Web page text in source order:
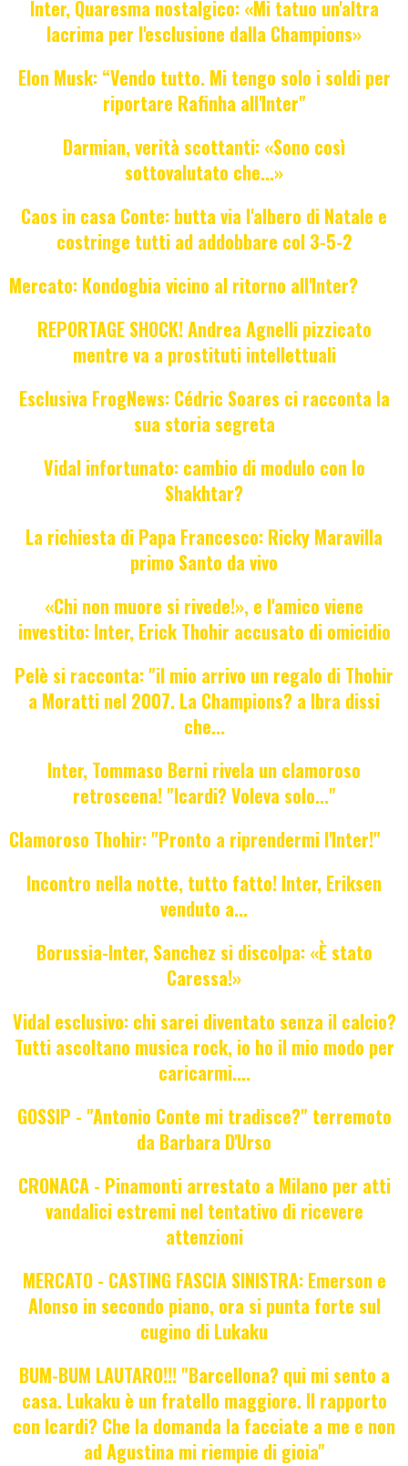
Inter, Quaresma nostalgico: «Mi tatuo un'altra
lacrima per l'esclusione dalla Champions»
Elon Musk: “Vendo tutto. Mi tengo solo i soldi per
riportare Rafinha all'Inter"
Darmian, verità scottanti: «Sono così
sottovalutato che...»
Caos in casa Conte: butta via l'albero di Natale e
costringe tutti ad addobbare col 3-5-2
Mercato: Kondogbia vicino al ritorno all'Inter?
REPORTAGE SHOCK! Andrea Agnelli pizzicato
mentre va a prostituti intellettuali
Esclusiva FrogNews: Cédric Soares ci racconta la
sua storia segreta
Vidal infortunato: cambio di modulo con lo
Shakhtar?
La richiesta di Papa Francesco: Ricky Maravilla
primo Santo da vivo
«Chi non muore si rivede!», e l'amico viene
investito: Inter, Erick Thohir accusato di omicidio
Pelè si racconta: "il mio arrivo un regalo di Thohir
a Moratti nel 2007. La Champions? a Ibra dissi
che...
Inter, Tommaso Berni rivela un clamoroso
retroscena! "Icardi? Voleva solo..."
Clamoroso Thohir: "Pronto a riprendermi l'Inter!"
Incontro nella notte, tutto fatto! Inter, Eriksen
venduto a...
Borussia-Inter, Sanchez si discolpa: «È stato
Caressa!»
Vidal esclusivo: chi sarei diventato senza il calcio?
Tutti ascoltano musica rock, io ho il mio modo per
caricarmi....
GOSSIP - "Antonio Conte mi tradisce?" terremoto
da Barbara D'Urso
CRONACA - Pinamonti arrestato a Milano per atti
vandalici estremi nel tentativo di ricevere
attenzioni
MERCATO - CASTING FASCIA SINISTRA: Emerson e
Alonso in secondo piano, ora si punta forte sul
cugino di Lukaku
BUM-BUM LAUTARO!!! "Barcellona? qui mi sento a
casa. Lukaku è un fratello maggiore. Il rapporto
con Icardi? Che la domanda la facciate a me e non
ad Agustina mi riempie di gioia"